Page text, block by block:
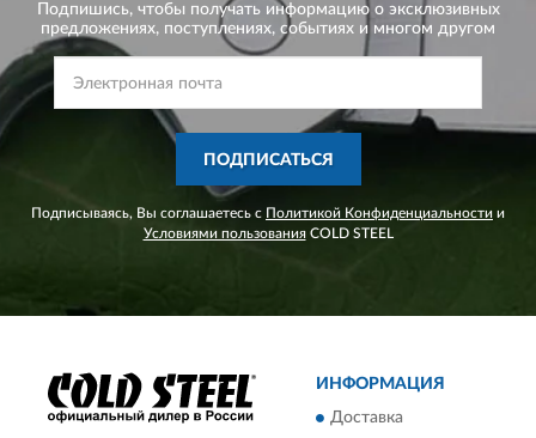
Подпишись, чтобы получать информацию о эксклюзивных
предложениях, поступлениях, событиях и многом другом
ПОДПИСАТЬСЯ
Подписываясь, Вы соглашаетесь с Политикой Конфиденциальности и
Условиями пользованияCOLD STEEL
ИНФОРМАЦИЯ
Доставка